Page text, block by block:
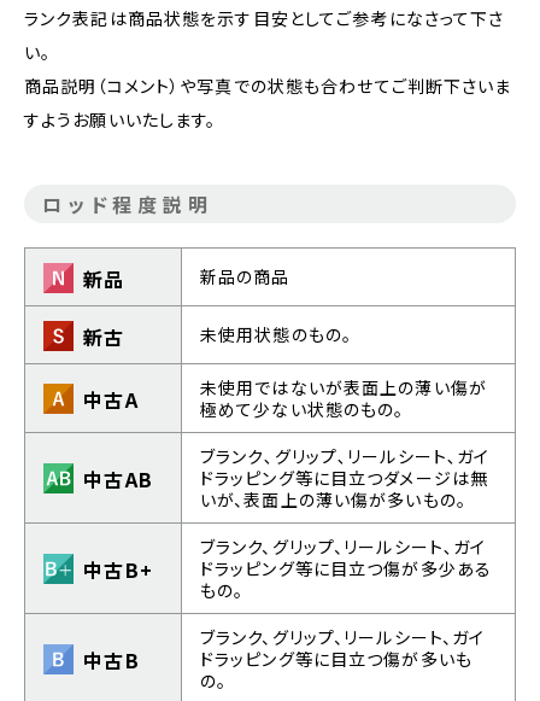
ランク表記は商品状態を示す目安としてご参考になさって下さ
い。
商品説明（コメント）や写真での状態も合わせてご判断下さいま
すようお願いいたします。
ロッド程度説明
新品 新品の商品
新古 未使用状態のもの。
中古A
未使用ではないが表面上の薄い傷が
極めて少ない状態のもの。
中古AB
ブランク､グリップ､リールシート､ガイ
ドラッピング等に目立つダメージは無
いが、表面上の薄い傷が多いもの｡
中古B+
ブランク、グリップ、リールシート､ガイ
ドラッピング等に目立つ傷が多少ある
もの。
中古B
ブランク、グリップ、リールシート、ガイ
ドラッピング等に目立つ傷が多いも
の。